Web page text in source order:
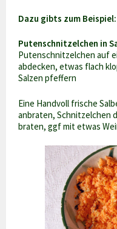
Dazu gibts zum Beispiel:
Putenschnitzelchen in
Putenschnitzelchen auf
abdecken, etwas flach
Salzen pfeffern
Eine Handvoll frische
anbraten, Schnitzelchen
braten, ggf mit etwas